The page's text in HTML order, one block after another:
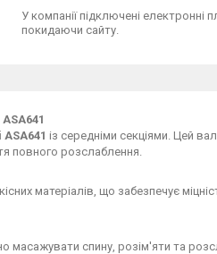
У компанії підключені електронні
покидаючи сайту.
із середніми секціями. Цей
повного розслаблення.
матеріалів, що забезпечує
спину, розім'яти та